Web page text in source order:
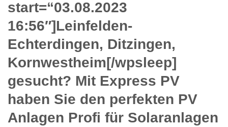
start=“03.08.2023
16:56″]Leinfelden-
Echterdingen, Ditzingen,
Kornwestheim[/wpsleep]
gesucht? Mit Express PV
haben Sie den perfekten PV
Anlagen Profi für Solaranlagen